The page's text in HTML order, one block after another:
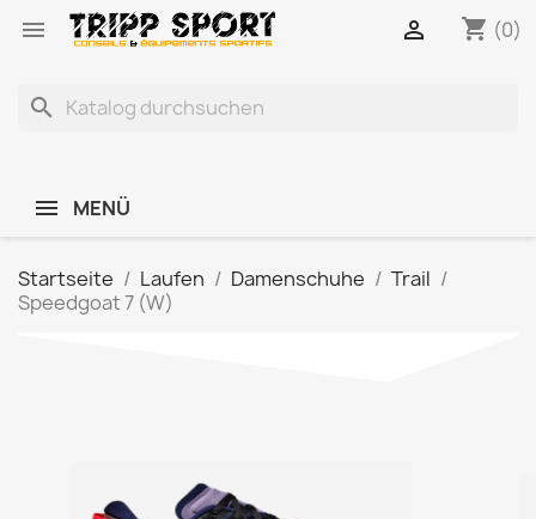
 shopping_cart (0)

search
MENÜ
Startseite Laufen Damenschuhe
Trail
Speedgoat 7 (W)